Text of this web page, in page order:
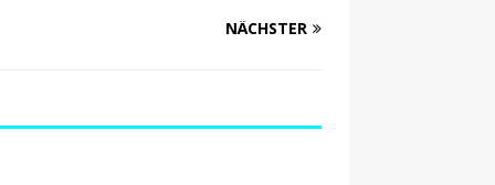
NÄCHSTER